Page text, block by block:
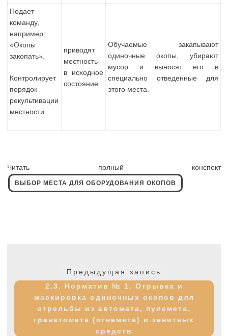
Подает
команду,
например:
«Окопы
закопать».
Контролирует
порядок
рекультивации
местности.
приводят
местность
в исходное
состояние
Обучаемые закапывают
одиночные окопы, убирают
мусор и выносят его в
специально отведенные для
этого места.
Читать полный конспект
ВЫБОР МЕСТА ДЛЯ ОБОРУДОВАНИЯ ОКОПОВ
Предыдущая запись
запись:
2.3. Норматив № 1. Отрывка и
маскировка одиночных окопов для
стрельбы из автомата, пулемета,
гранатомета (огнемета) и зенитных
средств